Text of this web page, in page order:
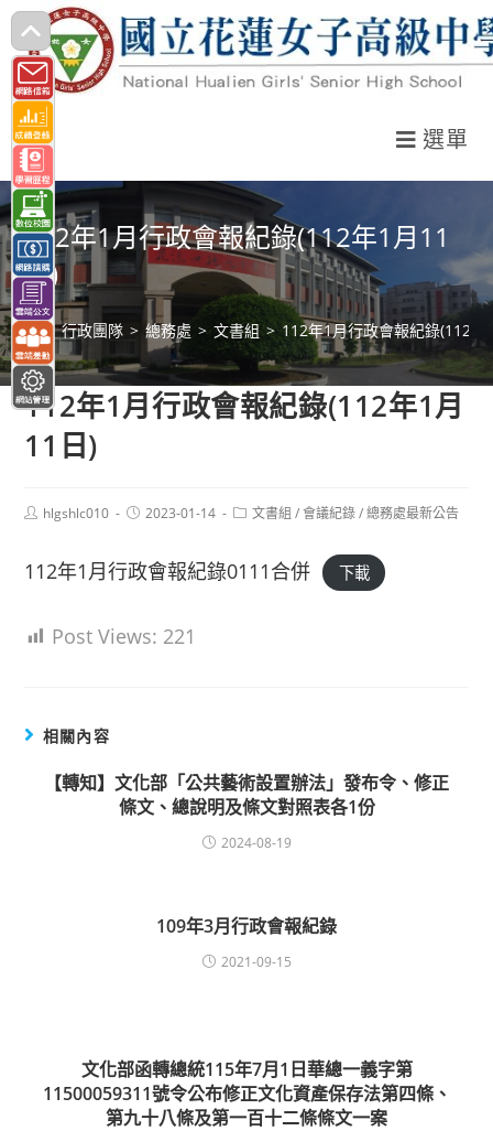
跳
轉
至
主
要
內
容
選單
112年1月行政會報紀錄(112年1月11
日)
> 行政團隊 > 總務處 > 文書組 > 112年1月行政會報紀錄(112年
112年1月行政會報紀錄(112年1月
11日)
Posthlgshlc010
Post2023-01-14
Post文書組 / 會議紀錄 / 總務處最新公告
112年1月行政會報紀錄0111合併 下載
Post Views: 221
相關內容
【轉知】文化部「公共藝術設置辦法」發布令、修正
條文、總說明及條文對照表各1份
2024-08-19
109年3月行政會報紀錄
2021-09-15
文化部函轉總統115年7月1日華總一義字第
11500059311號令公布修正文化資產保存法第四條、
第九十八條及第一百十二條條文一案